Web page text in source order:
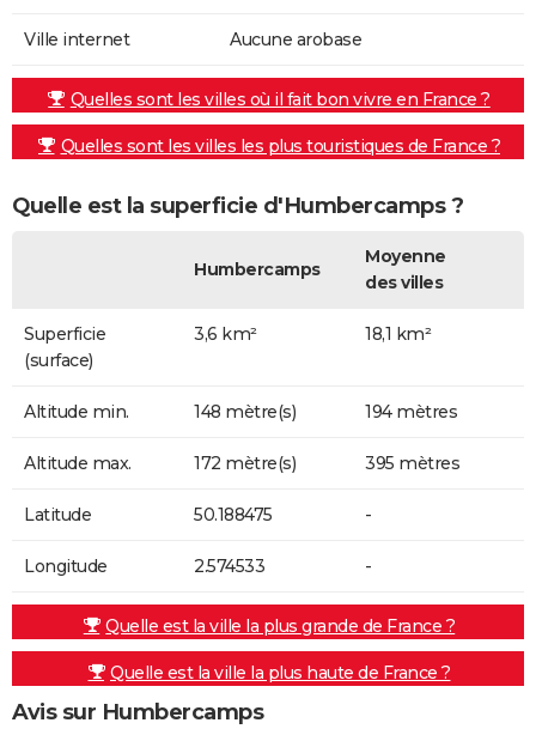
Ville internet Aucune arobase
Quelles sont les villes où il fait bon vivre en France ?
Quelles sont les villes les plus touristiques de France ?
Quelle est la superficie d'Humbercamps ?
Humbercamps
Moyenne
des villes
Superficie
(surface)
3,6 km² 18,1 km²
Altitude min. 148 mètre(s) 194 mètres
Altitude max. 172 mètre(s) 395 mètres
Latitude 50.188475 -
Longitude 2.574533 -
Quelle est la ville la plus grande de France ?
Quelle est la ville la plus haute de France ?
Avis sur Humbercamps